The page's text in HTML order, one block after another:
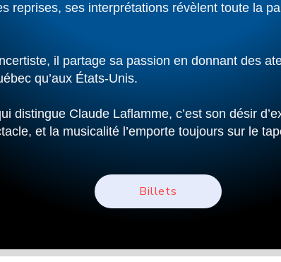
reprises, ses interprétations révèlent toute la
il partage sa passion en donnant des
qu’aux États-Unis.
distingue Claude Laflamme, c’est son désir
et la musicalité l’emporte toujours sur le
Billets